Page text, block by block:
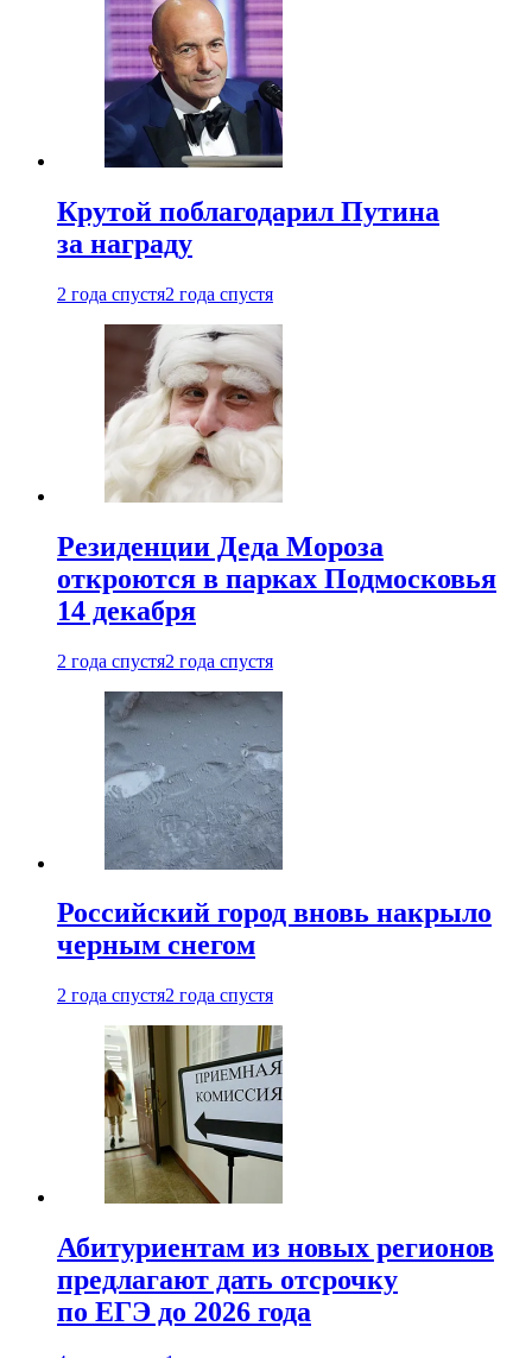
Крутой поблагодарил Путина
за награду
2 года спустя2 года спустя
Резиденции Деда Мороза
откроются в парках Подмосковья
14 декабря
2 года спустя2 года спустя
Российский город вновь накрыло
черным снегом
2 года спустя2 года спустя
Абитуриентам из новых регионов
предлагают дать отсрочку
по ЕГЭ до 2026 года